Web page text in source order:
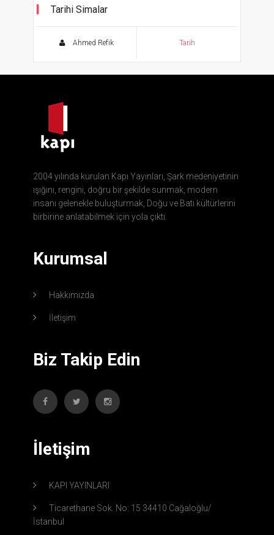
Tarihi Simalar
Ahmed Refik Tarih
2004 yılında kurulan Kapı Yayınları, Şark medeniyetinin
ışığını, rengini, doğru bir şekilde sunmak, modern
insanı gelenekle buluşturmak, Doğu ve Batı kültürlerini
birbirine anlatabilmek için yola çıktı.
Kurumsal
Hakkımızda
İletişim
Biz Takip Edin
İletişim
KAPI YAYINLARI
Ticarethane Sok. No: 15 34410 Cağaloğlu/
İstanbul